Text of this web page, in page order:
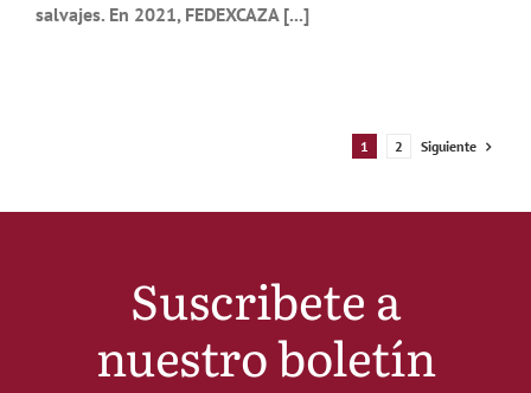
salvajes. En 2021, FEDEXCAZA [...]
1 2 Siguiente
Suscribete a
nuestro boletín